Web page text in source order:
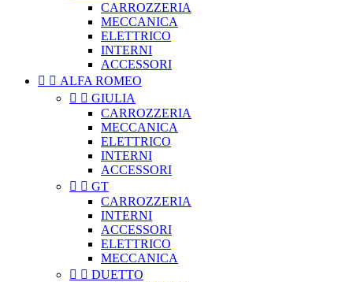
CARROZZERIA
MECCANICA
ELETTRICO
INTERNI
ACCESSORI
  ALFA ROMEO
  GIULIA
CARROZZERIA
MECCANICA
ELETTRICO
INTERNI
ACCESSORI
  GT
CARROZZERIA
INTERNI
ACCESSORI
ELETTRICO
MECCANICA
  DUETTO